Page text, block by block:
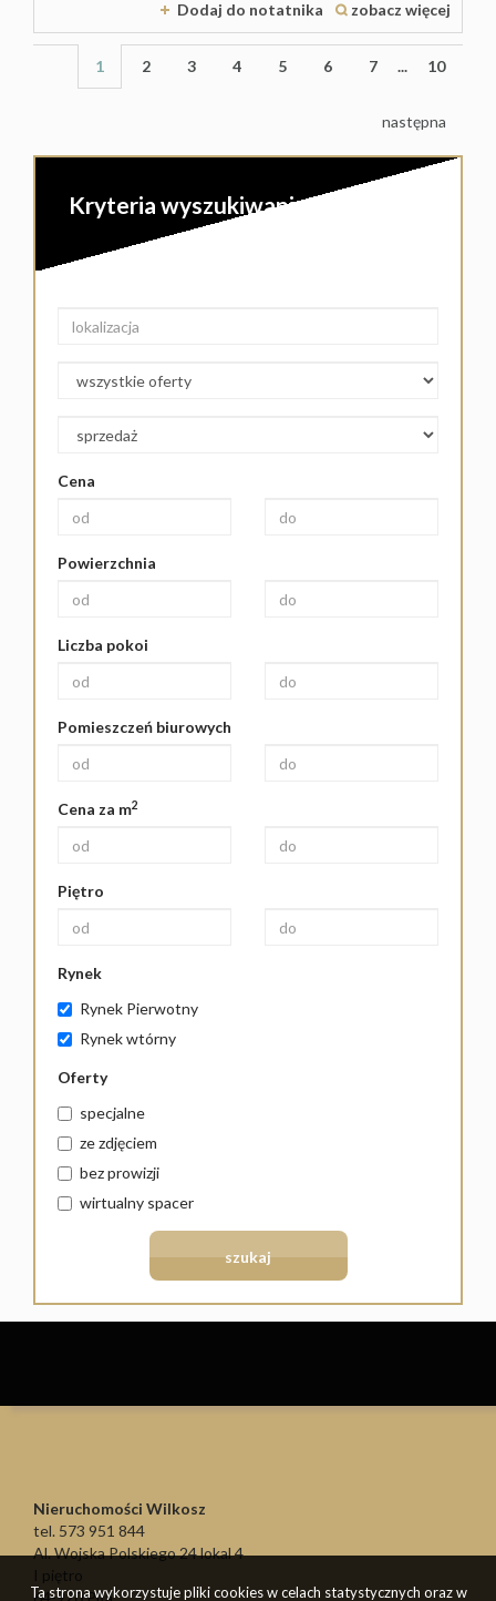
Dodaj do notatnika zobacz więcej
1 2 3 4 5 6 7 ... 10
następna
Kryteria wyszukiwania
Cena
Powierzchnia
Liczba pokoi
Pomieszczeń biurowych
Cena za m2
Piętro
Rynek
Rynek Pierwotny
Rynek wtórny
Oferty
specjalne
ze zdjęciem
bez prowizji
wirtualny spacer
Nieruchomości Wilkosz
tel. 573 951 844
Al. Wojska Polskiego 24 lokal 4
I piętro
Ta strona wykorzystuje pliki cookies w celach statystycznych oraz w